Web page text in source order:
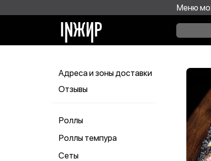
Меню
Адреса и зоны доставки
Отзывы
Роллы
Роллы темпура
Сеты